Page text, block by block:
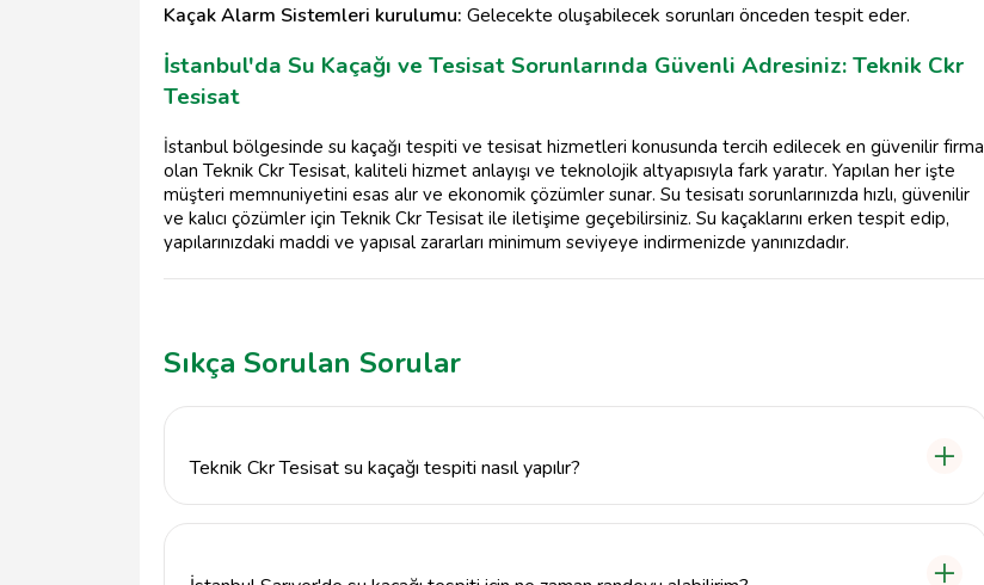
Kaçak Alarm Sistemleri kurulumu: Gelecekte oluşabilecek sorunları önceden tespit eder.
İstanbul'da Su Kaçağı ve Tesisat Sorunlarında Güvenli Adresiniz: Teknik Ckr
Tesisat
İstanbul bölgesinde su kaçağı tespiti ve tesisat hizmetleri konusunda tercih edilecek en güvenilir firma
olan Teknik Ckr Tesisat, kaliteli hizmet anlayışı ve teknolojik altyapısıyla fark yaratır. Yapılan her işte
müşteri memnuniyetini esas alır ve ekonomik çözümler sunar. Su tesisatı sorunlarınızda hızlı, güvenilir
ve kalıcı çözümler için Teknik Ckr Tesisat ile iletişime geçebilirsiniz. Su kaçaklarını erken tespit edip,
yapılarınızdaki maddi ve yapısal zararları minimum seviyeye indirmenizde yanınızdadır.
Sıkça Sorulan Sorular
Teknik Ckr Tesisat su kaçağı tespiti nasıl yapılır?